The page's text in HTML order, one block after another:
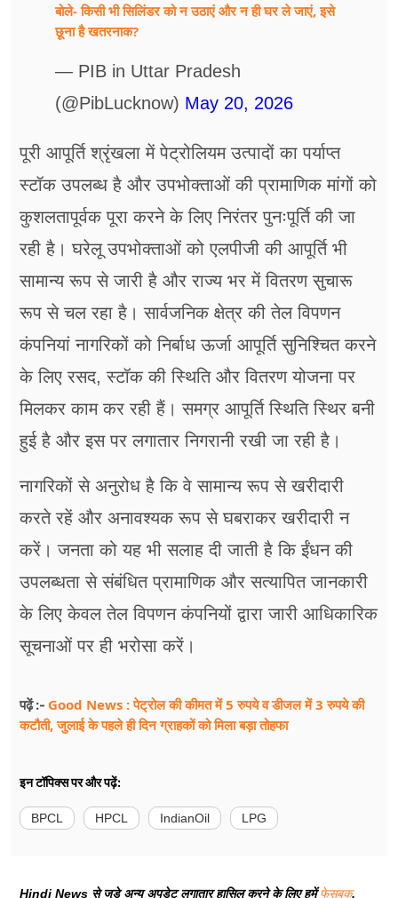
बोले- किसी भी सिलिंडर को न उठाएं और न ही घर ले जाएं, इसे
छूना है खतरनाक?
— PIB in Uttar Pradesh
(@PibLucknow) May 20, 2026
पूरी आपूर्ति श्रृंखला में पेट्रोलियम उत्पादों का पर्याप्त
स्टॉक उपलब्ध है और उपभोक्ताओं की प्रामाणिक मांगों को
कुशलतापूर्वक पूरा करने के लिए निरंतर पुनःपूर्ति की जा
रही है। घरेलू उपभोक्ताओं को एलपीजी की आपूर्ति भी
सामान्य रूप से जारी है और राज्य भर में वितरण सुचारू
रूप से चल रहा है। सार्वजनिक क्षेत्र की तेल विपणन
कंपनियां नागरिकों को निर्बाध ऊर्जा आपूर्ति सुनिश्चित करने
के लिए रसद, स्टॉक की स्थिति और वितरण योजना पर
मिलकर काम कर रही हैं। समग्र आपूर्ति स्थिति स्थिर बनी
हुई है और इस पर लगातार निगरानी रखी जा रही है।
नागरिकों से अनुरोध है कि वे सामान्य रूप से खरीदारी
करते रहें और अनावश्यक रूप से घबराकर खरीदारी न
करें। जनता को यह भी सलाह दी जाती है कि ईंधन की
उपलब्धता से संबंधित प्रामाणिक और सत्यापित जानकारी
के लिए केवल तेल विपणन कंपनियों द्वारा जारी आधिकारिक
सूचनाओं पर ही भरोसा करें।
पढ़ें :- Good News : पेट्रोल की कीमत में 5 रुपये व डीजल में 3 रुपये की
कटौती, जुलाई के पहले ही दिन ग्राहकों को मिला बड़ा तोहफा
इन टॉपिक्स पर और पढ़ें:
BPCL HPCL IndianOil LPG
Hindi News से जुड़े अन्य अपडेट लगातार हासिल करने के लिए हमेंफेसबुक,